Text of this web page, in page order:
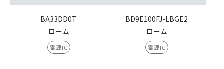
BA33DD0T
ローム
電源IC
BD9E100FJ-LBGE2
ローム
電源IC